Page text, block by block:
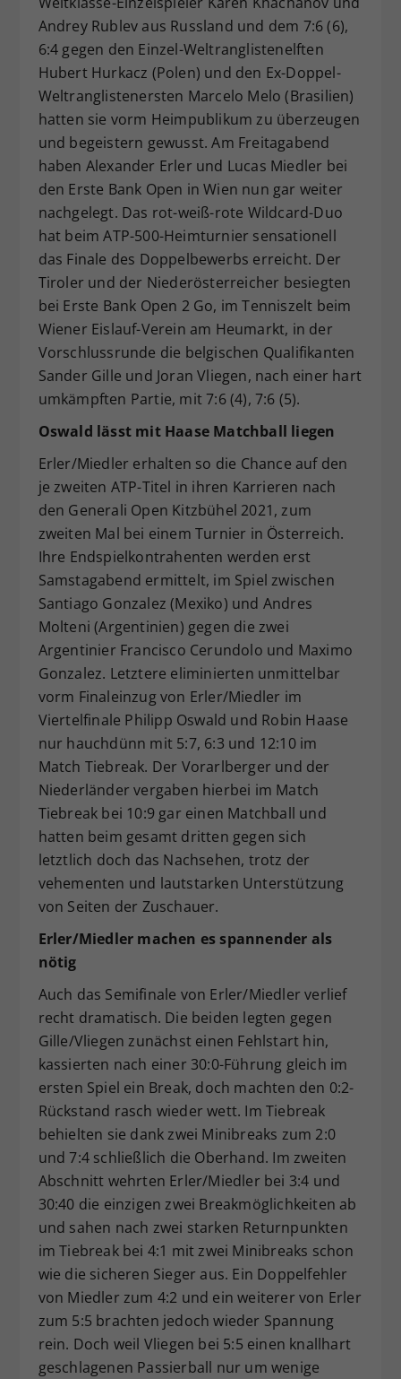
Andrey Rublev aus Russland und dem 7:6 (6),
6:4 gegen den Einzel-Weltranglistenelften
Hubert Hurkacz (Polen) und den Ex-Doppel-
Weltranglistenersten Marcelo Melo (Brasilien)
hatten sie vorm Heimpublikum zu überzeugen
und begeistern gewusst. Am Freitagabend
haben Alexander Erler und Lucas Miedler bei
den Erste Bank Open in Wien nun gar weiter
nachgelegt. Das rot-weiß-rote Wildcard-Duo
hat beim ATP-500-Heimturnier sensationell
das Finale des Doppelbewerbs erreicht. Der
Tiroler und der Niederösterreicher besiegten
bei Erste Bank Open 2 Go, im Tenniszelt beim
Wiener Eislauf-Verein am Heumarkt, in der
Vorschlussrunde die belgischen Qualifikanten
Sander Gille und Joran Vliegen, nach einer hart
umkämpften Partie, mit 7:6 (4), 7:6 (5).
Oswald lässt mit Haase Matchball liegen
Erler/Miedler erhalten so die Chance auf den
je zweiten ATP-Titel in ihren Karrieren nach
den Generali Open Kitzbühel 2021, zum
zweiten Mal bei einem Turnier in Österreich.
Ihre Endspielkontrahenten werden erst
Samstagabend ermittelt, im Spiel zwischen
Santiago Gonzalez (Mexiko) und Andres
Molteni (Argentinien) gegen die zwei
Argentinier Francisco Cerundolo und Maximo
Gonzalez. Letztere eliminierten unmittelbar
vorm Finaleinzug von Erler/Miedler im
Viertelfinale Philipp Oswald und Robin Haase
nur hauchdünn mit 5:7, 6:3 und 12:10 im
Match Tiebreak. Der Vorarlberger und der
Niederländer vergaben hierbei im Match
Tiebreak bei 10:9 gar einen Matchball und
hatten beim gesamt dritten gegen sich
letztlich doch das Nachsehen, trotz der
vehementen und lautstarken Unterstützung
von Seiten der Zuschauer.
Erler/Miedler machen es spannender als
nötig
Auch das Semifinale von Erler/Miedler verlief
recht dramatisch. Die beiden legten gegen
Gille/Vliegen zunächst einen Fehlstart hin,
kassierten nach einer 30:0-Führung gleich im
ersten Spiel ein Break, doch machten den 0:2-
Rückstand rasch wieder wett. Im Tiebreak
behielten sie dank zwei Minibreaks zum 2:0
und 7:4 schließlich die Oberhand. Im zweiten
Abschnitt wehrten Erler/Miedler bei 3:4 und
30:40 die einzigen zwei Breakmöglichkeiten ab
und sahen nach zwei starken Returnpunkten
im Tiebreak bei 4:1 mit zwei Minibreaks schon
wie die sicheren Sieger aus. Ein Doppelfehler
von Miedler zum 4:2 und ein weiterer von Erler
zum 5:5 brachten jedoch wieder Spannung
rein. Doch weil Vliegen bei 5:5 einen knallhart
geschlagenen Passierball nur um wenige
Zweck
Dieser Wert speichert Ihre Consent-
Einstellungen. Unter anderem eine
zufällig generierte ID, für die
historische Speicherung Ihrer
vorgenommen Einstellungen, falls der
Webseiten-Betreiber dies eingestellt
hat.